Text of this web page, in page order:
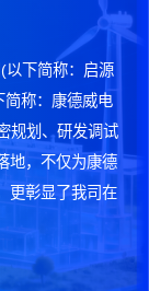
以下简称：启源
简称：康德威电
规划、研发调试
地，不仅为康德
更彰显了我司在